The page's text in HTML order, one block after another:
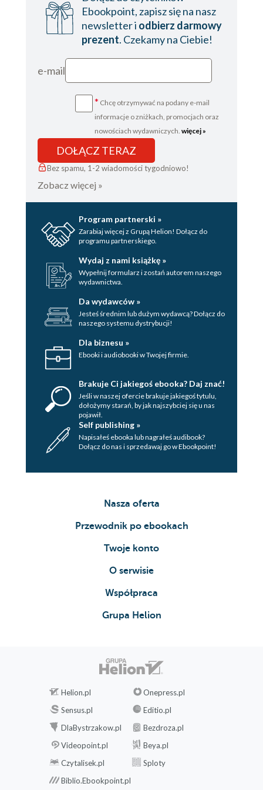
Ebookpoint, zapisz się na nasz
newsletter i odbierz darmowy
prezent. Czekamy na Ciebie!
e-mail
* Chcę otrzymywać na podany e-mail
informacje o zniżkach, promocjach oraz
nowościach wydawniczych. więcej »
DOŁĄCZ TERAZ
Bez spamu, 1-2 wiadomości tygodniowo!
Zobacz więcej »
Program partnerski »
Zarabiaj więcej z Grupą Helion! Dołącz do
programu partnerskiego.
Wydaj z nami książkę »
Wypełnij formularz i zostań autorem naszego
wydawnictwa.
Da wydawców »
Jesteś średnim lub dużym wydawcą? Dołącz do
naszego systemu dystrybucji!
Dla biznesu »
Ebooki i audiobooki w Twojej firmie.
Brakuje Ci jakiegoś ebooka? Daj znać!
Jeśli w naszej ofercie brakuje jakiegoś tytulu,
dołożymy starań, by jak najszybciej się u nas
pojawił.
Self publishing »
Napisałeś ebooka lub nagrałeś audibook?
Dołącz do nas i sprzedawaj go w Ebookpoint!
Nasza oferta
Przewodnik po ebookach
Twoje konto
O serwisie
Współpraca
Grupa Helion
Helion.pl
Onepress.pl
Sensus.pl
Editio.pl
DlaBystrzakow.pl
Bezdroza.pl
Videopoint.pl
Beya.pl
Czytalisek.pl
Sploty
Biblio.Ebookpoint.pl